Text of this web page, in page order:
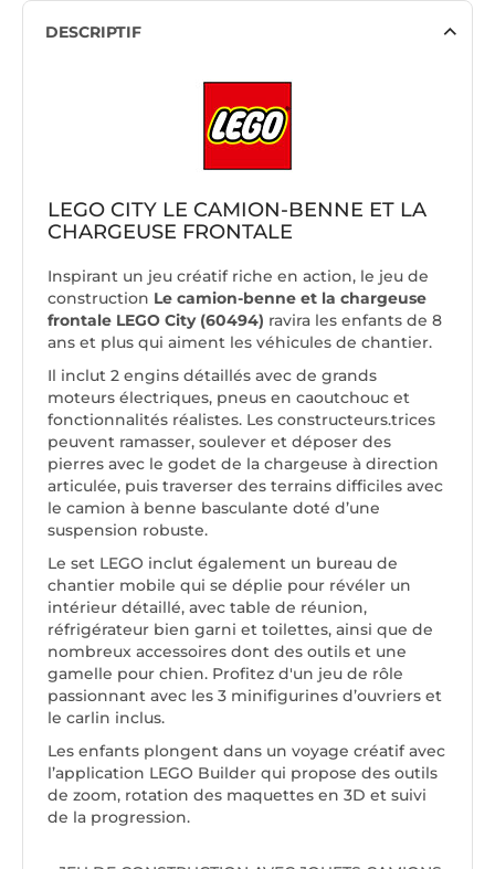
DESCRIPTIF
LEGO CITY LE CAMION-BENNE ET LA
CHARGEUSE FRONTALE
Inspirant un jeu créatif riche en action, le jeu de
construction Le camion-benne et la chargeuse
frontale LEGO City (60494) ravira les enfants de 8
ans et plus qui aiment les véhicules de chantier.
Il inclut 2 engins détaillés avec de grands
moteurs électriques, pneus en caoutchouc et
fonctionnalités réalistes. Les constructeurs.trices
peuvent ramasser, soulever et déposer des
pierres avec le godet de la chargeuse à direction
articulée, puis traverser des terrains difficiles avec
le camion à benne basculante doté d’une
suspension robuste.
Le set LEGO inclut également un bureau de
chantier mobile qui se déplie pour révéler un
intérieur détaillé, avec table de réunion,
réfrigérateur bien garni et toilettes, ainsi que de
nombreux accessoires dont des outils et une
gamelle pour chien. Profitez d'un jeu de rôle
passionnant avec les 3 minifigurines d’ouvriers et
le carlin inclus.
Les enfants plongent dans un voyage créatif avec
l’application LEGO Builder qui propose des outils
de zoom, rotation des maquettes en 3D et suivi
de la progression.